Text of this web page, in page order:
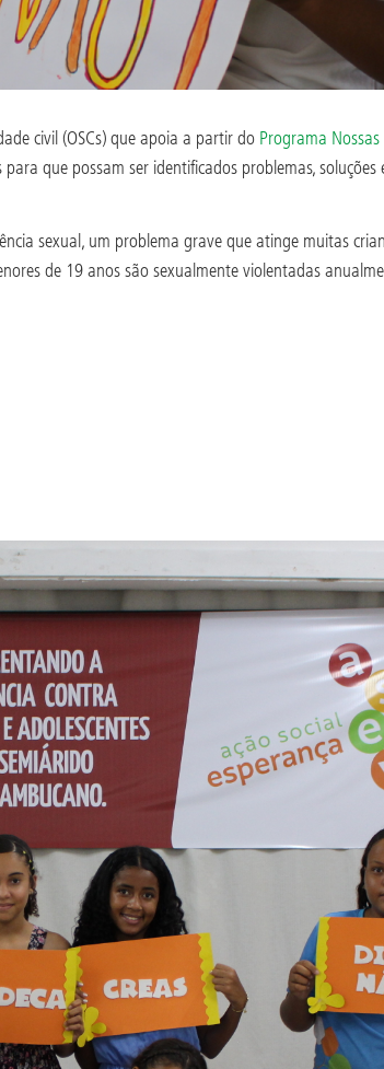
civil (OSCs) que apoia a partir do Programa Nossas
que possam ser identificados problemas,
sexual, um problema grave que atinge muitas
de 19 anos são sexualmente violentadas